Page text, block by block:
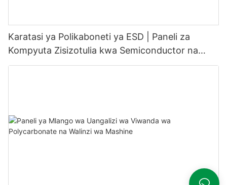
Karatasi ya Polikaboneti ya ESD | Paneli za
Kompyuta Zisizotulia kwa Semiconductor na
Chumba cha Kusafisha